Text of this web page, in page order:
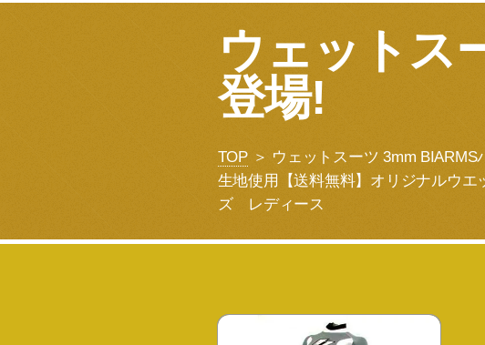
ウェットス
登場!
TOP＞ ウェットスーツ 3mm
生地使用【送料無料】オリジナルウ
ズ レディース